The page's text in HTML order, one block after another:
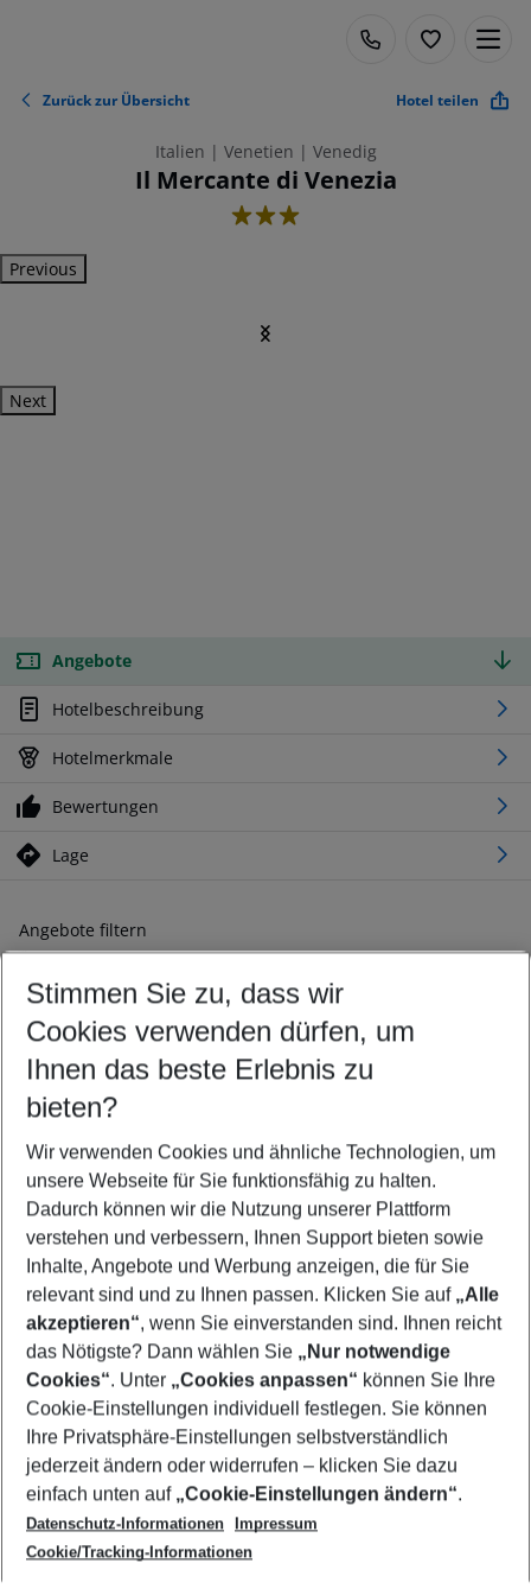
Zurück zur Übersicht Hotel teilen
Italien | Venetien | Venedig
Il Mercante di Venezia
3
Previous
Next
Angebote
Hotelbeschreibung
Hotelmerkmale
Bewertungen
Lage
Angebote filtern
Ändern Sie Ihre Kriterien nach Ihren Wünschen
Abflughafen wählen
Beliebiger Abflughafen
Reisezeitraum wählen
09.08.26– 07.08.27 5-8 Nächte
2 Erwachsene Keine Kinder
Mehr Filter anzeigen
Footer
Footer navigation
Über uns
AGB
Cookie-Einstellungen ändern
Cookie-Richtlinie
Datenschutz
Service & Hilfe
Barrierefreies Reisen
Check-in
Folgen Sie uns
Stimmen Sie zu, dass wir
Cookies verwenden dürfen, um
Ihnen das beste Erlebnis zu
bieten?
Wir verwenden Cookies und ähnliche Technologien, um
unsere Webseite für Sie funktionsfähig zu halten.
Dadurch können wir die Nutzung unserer Plattform
verstehen und verbessern, Ihnen Support bieten sowie
Inhalte, Angebote und Werbung anzeigen, die für Sie
relevant sind und zu Ihnen passen. Klicken Sie auf „Alle
akzeptieren“, wenn Sie einverstanden sind. Ihnen reicht
das Nötigste? Dann wählen Sie „Nur notwendige
Cookies“. Unter „Cookies anpassen“ können Sie Ihre
Cookie-Einstellungen individuell festlegen. Sie können
Ihre Privatsphäre-Einstellungen selbstverständlich
jederzeit ändern oder widerrufen – klicken Sie dazu
einfach unten auf „Cookie-Einstellungen ändern“.
Datenschutz-Informationen
Impressum
Cookie/Tracking-Informationen